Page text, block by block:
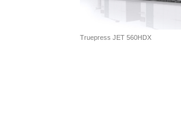
Truepress JET 560HDX